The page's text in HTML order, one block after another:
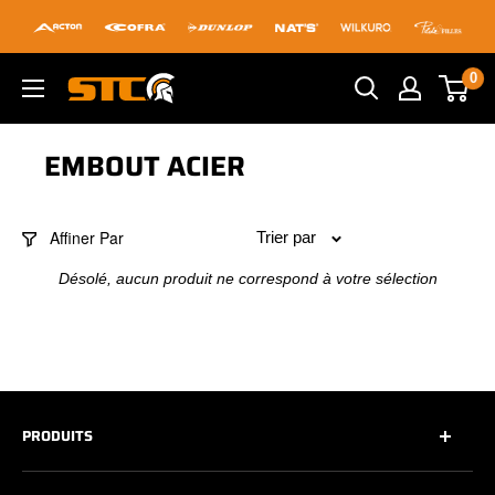
contenu
STC
Footwear
0
EMBOUT ACIER
Affiner Par Trier par
Désolé, aucun produit ne correspond à votre sélection
PRODUITS